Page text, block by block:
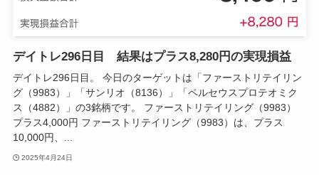
デイトレ296日目 結果はプラス8,280円の実現損益
デイトレ296日目。 今日のターゲットは「ファーストリテイリン
グ（9983）」「サンリオ（8136）」「ペルセウスプロテオミク
ス（4882）」の3銘柄です。 ファーストリテイリング（9983）
プラス4,000円 ファーストリテイリング（9983）は、プラス
10,000円、...
2025年4月24日